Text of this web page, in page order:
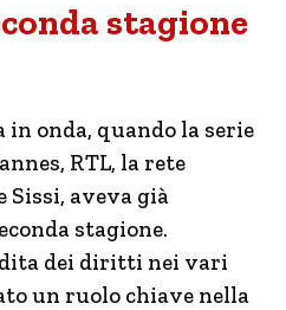
stagione
in onda, quando la serie
RTL, la rete
Sissi, aveva già
stagione.
dei diritti nei vari
un ruolo chiave nella